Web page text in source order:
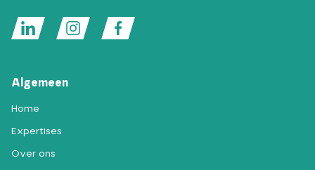
Algemeen
Home
Expertises
Over ons